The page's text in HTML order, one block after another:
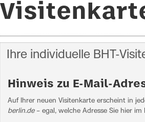
Ihre individuelle BHT-
Hinweis zu E-Mail-
Auf Ihrer neuen Visitenkarte erscheint in
berlin.de– egal, welche Adresse Sie hier im